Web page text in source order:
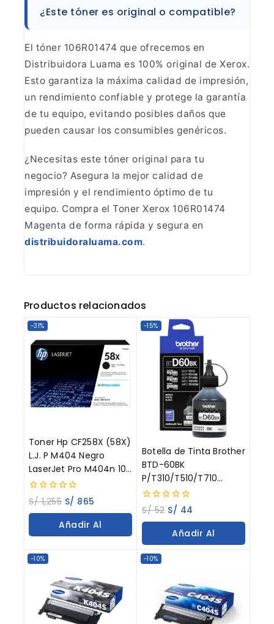
¿Este tóner es original o compatible?
El tóner 106R01474 que ofrecemos en
Distribuidora Luama es 100% original de Xerox.
Esto garantiza la máxima calidad de impresión,
un rendimiento confiable y protege la garantía
de tu equipo, evitando posibles daños que
pueden causar los consumibles genéricos.
¿Necesitas este tóner original para tu
negocio? Asegura la mejor calidad de
impresión y el rendimiento óptimo de tu
equipo. Compra el Toner Xerox 106R01474
Magenta de forma rápida y segura en
distribuidoraluama.com.
Productos relacionados
-31%
Toner Hp CF258X (58X)
L.J. P M404 Negro
LaserJet Pro M404n 10K
Paginas
0
out
of
S/1,255 S/ 865
Añadir Al
-15%
Botella de Tinta Brother
BTD-60BK
P/T310/T510/T710
Negro 108ML
0
out
of
S/52 S/ 44
Añadir Al
-10% -10%